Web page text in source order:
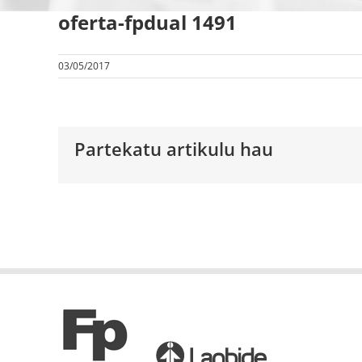
oferta-fpdual 1491
03/05/2017
Partekatu artikulu hau